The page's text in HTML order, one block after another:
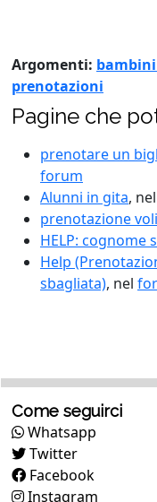
Argomenti:
prenotazioni
Pagine che
prenotare un
forum
Alunni in gita, nel
prenotazione
HELP: cognome
Help
sbagliata), nel
Come seguirci
Whatsapp
Twitter
Facebook
Instagram